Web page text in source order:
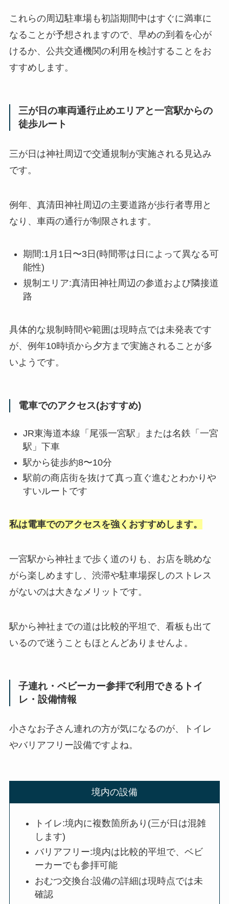
これらの周辺駐車場も初詣期間中はすぐに満車に
なることが予想されますので、早めの到着を心が
けるか、公共交通機関の利用を検討することをお
すすめします。
三が日の車両通行止めエリアと一宮駅からの
徒歩ルート
三が日は神社周辺で交通規制が実施される見込み
です。
例年、真清田神社周辺の主要道路が歩行者専用と
なり、車両の通行が制限されます。
期間:1月1日〜3日(時間帯は日によって異なる可
能性)
規制エリア:真清田神社周辺の参道および隣接道
路
具体的な規制時間や範囲は現時点では未発表です
が、例年10時頃から夕方まで実施されることが多
いようです。
電車でのアクセス(おすすめ)
JR東海道本線「尾張一宮駅」または名鉄「一宮
駅」下車
駅から徒歩約8〜10分
駅前の商店街を抜けて真っ直ぐ進むとわかりや
すいルートです
私は電車でのアクセスを強くおすすめします。
一宮駅から神社まで歩く道のりも、お店を眺めな
がら楽しめますし、渋滞や駐車場探しのストレス
がないのは大きなメリットです。
駅から神社までの道は比較的平坦で、看板も出て
いるので迷うこともほとんどありませんよ。
子連れ・ベビーカー参拝で利用できるトイ
レ・設備情報
小さなお子さん連れの方が気になるのが、トイレ
やバリアフリー設備ですよね。
境内の設備
トイレ:境内に複数箇所あり(三が日は混雑
します)
バリアフリー:境内は比較的平坦で、ベビ
ーカーでも参拝可能
おむつ交換台:設備の詳細は現時点では未
確認